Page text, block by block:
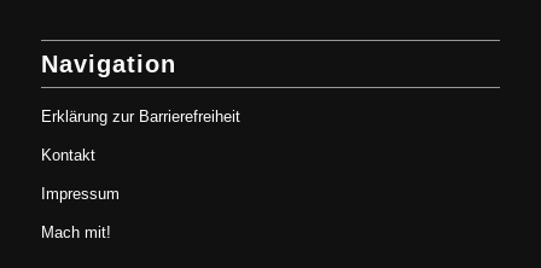
Navigation
Erklärung zur Barrierefreiheit
Kontakt
Impressum
Mach mit!